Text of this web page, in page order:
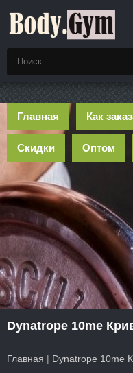
Главная Как
Скидки Оптом
Dynatrope 10me
Главная | Dynatrope 10me